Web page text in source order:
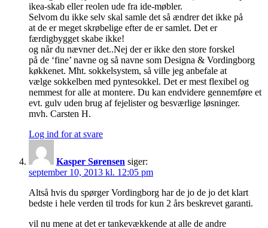
ikea-skab eller reolen ude fra ide-møbler.
Selvom du ikke selv skal samle det så ændrer det ikke på
at de er meget skrøbelige efter de er samlet. Det er
færdigbygget skabe ikke!
og når du nævner det..Nej der er ikke den store forskel
på de ‘fine’ navne og så navne som Designa & Vordingborg
køkkenet. Mht. sokkelsystem, så ville jeg anbefale at
vælge sokkelben med pyntesokkel. Det er mest flexibel og
nemmest for alle at montere. Du kan endvidere gennemføre et
evt. gulv uden brug af fejelister og besværlige løsninger.
mvh. Carsten H.
Log ind for at svare
Kasper Sørensen siger:
september 10, 2013 kl. 12:05 pm
Altså hvis du spørger Vordingborg har de jo de jo det klart
bedste i hele verden til trods for kun 2 års beskrevet garanti.
vil nu mene at det er tankevækkende at alle de andre